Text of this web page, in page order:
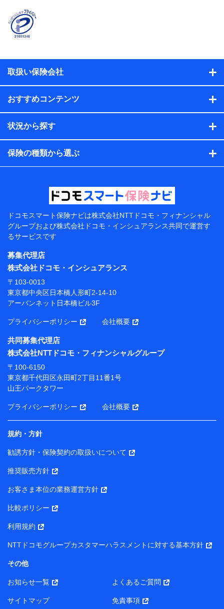
名、住所、生年月日、性別、保険契約者と被保険者の関
係、保険加入の目的、保険商品の内容、保険料、保険料
のお支払方法、車のメーカーや走行距離などの情報、建
ル内容や送信履歴の情報及び保険の更改案内等を提供し
保険契約情報
当社または株式会社NTTドコモ・フィナンシャルグルー
プが取得し、又は保有する保険契約に関する情報。例と
して、保険契約者及び被保険者の氏名、住所、生年月
日、性別、保険契約者と被保険者の関係、保険加入の目
的、保険商品の内容、保険料、保険料のお支払方法、車
のメーカーや走行距離などの情報、建物の構造や築年数
などの情報、ペットの種類や年齢などの情報などが含ま
提供当事者から受領当事者が個人データを取得する方法
電子的・電磁的方法等
【共同して利用する者の範囲】
当社
株式会社NTTドコモ・フィナンシャルグループ
【利用目的】
当社または株式会社NTTドコモ・フィナンシャルグルー
プが提供する保険関連サービスにおけるユーザー登録受
付および管理のため
当社または株式会社NTTドコモ・フィナンシャルグルー
携会社の保険その他に関する情報を提供するため、また
維持管理等の委託業務遂行のため、またそれらに付帯、
関連する当社または株式会社NTTドコモ・フィナンシャ
ルグループおよび提携会社のサービスを案内、提供する
ため
（各サービスで取得したサービス利用履歴、ウェブサイ
トの閲覧履歴、購買履歴、ご契約内容等のパーソナルデ
ータを分析して、お客さまの趣味・嗜好・傾向に応じた
サービス・商品等に関するご提案や広告の配信等を行う
ことがあります。）
各種セミナーの開催のため
コンサルティングサービスの実施のため
アンケートやキャンペーン等の実施のため
上記に係る案内・手続き・管理等付帯業務を行うため
所・代表者名】
り）
株式会社NTTドコモ・フィナンシャルグループ 代表取締役
社長 廣井 孝史
東京都中央区日本橋人形町2-14-10 アーバンネット日本橋
株式会社ドコモ・インシュアランス 代表取締役社長 吉
村 忠義
取扱い保険会社
おすすめコンテンツ
状況から探す
保険の種類から選ぶ
ドコモスマート保険ナビは株式会社NTTドコモ・フィナンシャル
グループおよび株式会社ドコモ・インシュアランス共同で運営す
るサービスです
募集代理店
株式会社ドコモ・インシュアランス
〒103-0013
東京都中央区日本橋人形町2-14-10
アーバンネット日本橋ビル3F
プライバシーポリシー 会社概要
共同募集代理店
株式会社NTTドコモ・フィナンシャルグループ
〒100-6150
東京都千代田区永田町2丁目11番1号
山王パークタワー
プライバシーポリシー 会社概要
規約・方針
勧誘方針・保険契約の取扱いについて
推奨販売方針
お客さま本位の業務運営方針
比較ポリシー
利用規約
NTTドコモグループカスタマーハラスメントに対する基本方針
その他
お知らせ一覧 よくあるご質問
サイトマップ 免責事項